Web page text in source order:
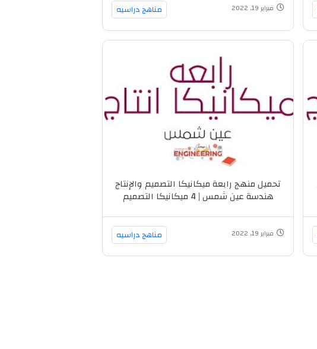
فبراير 19, 2022 مناهج دراسيه
تحميل منهج رابعة ميكانيكا التصميم والإنتاج
هندسة عين شمس | 4 ميكانيكا التصميم
فبراير 19, 2022 مناهج دراسيه